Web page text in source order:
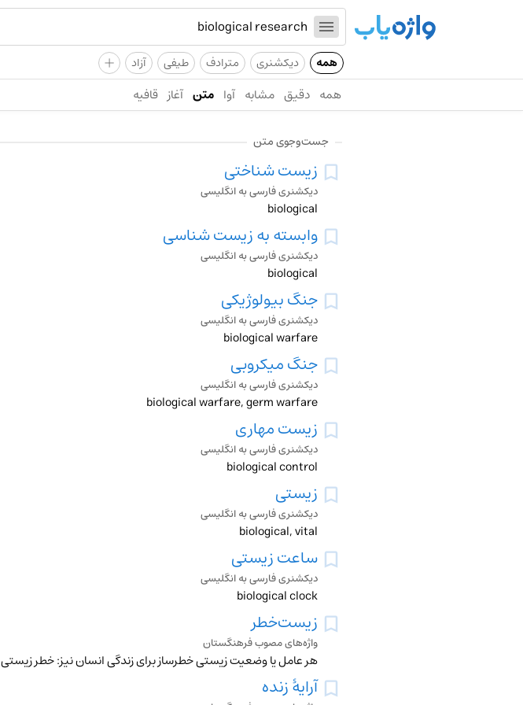
همه دیکشنری مترادف طیفی آزاد +
همه دقیق مشابه آوا متن آغاز قافیه
جست‌وجوی متن
زیست شناختی
دیکشنری فارسی به انگلیسی
biological
وابسته به زیست شناسی
دیکشنری فارسی به انگلیسی
biological
جنگ بیولوژیکی
دیکشنری فارسی به انگلیسی
biological warfare
جنگ میکروبی
دیکشنری فارسی به انگلیسی
biological warfare, germ warfare
زیست مهاری
دیکشنری فارسی به انگلیسی
biological control
زیستی
دیکشنری فارسی به انگلیسی
biological, vital
ساعت زیستی
دیکشنری فارسی به انگلیسی
biological clock
زیست‌خطر
واژه‌های مصوب فرهنگستان
هر عامل یا وضعیت زیستی خطرساز برای زندگی انسان نیز: خطر زیستی biological hazard
آرایۀ زنده